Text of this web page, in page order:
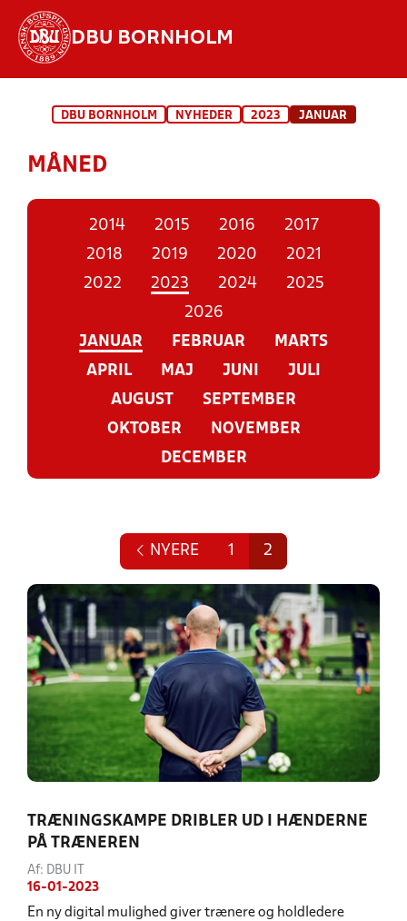
DBU BORNHOLM
STILLINGER, RESULTATER, KLUBBER OG
DBU BORNHOLM NYHEDER 2023 JANUAR
MÅNED
2014 2015 2016
2017
2018
2019 2020
2021
2022
2023 2024
2025
2026
JANUAR
FEBRUAR
MARTS
APRIL
MAJ JUNI
JULI
AUGUST
SEPTEMBER
OKTOBER
NOVEMBER
DECEMBER
NYERE 1 2
TRÆNINGSKAMPE DRIBLER UD I HÆNDERNE
PÅ TRÆNEREN
Af: DBU IT
16-01-2023
En ny digital mulighed giver trænere og holdledere